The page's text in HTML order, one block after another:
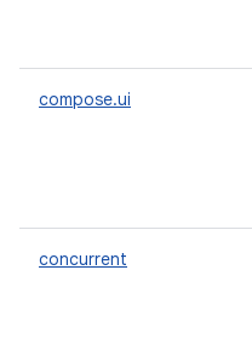
compose.ui
concurrent